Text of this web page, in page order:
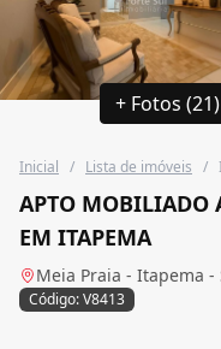
+ Fotos (21)
Inicial / Lista de imóveis /
APTO MOBILIADO
EM ITAPEMA
Meia Praia - Itapema -
Código: V8413